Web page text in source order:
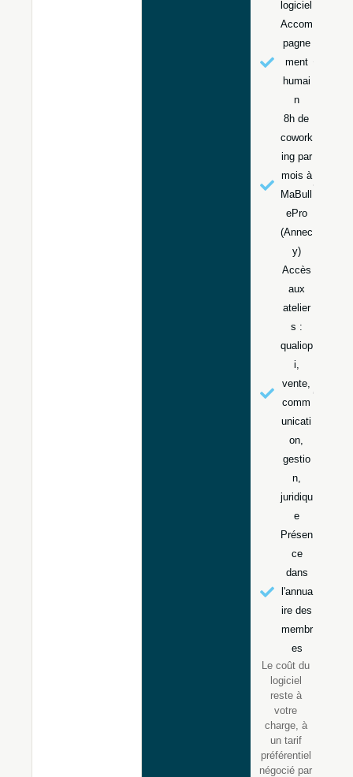
logiciel
Accom
pagne
ment
humai
n
8h de
cowork
ing par
mois à
MaBull
ePro
(Annec
y)
Accès
aux
atelier
s :
qualiop
i,
vente,
comm
unicati
on,
gestio
n,
juridiqu
e
Présen
ce
dans
l'annua
ire des
membr
es
Le coût du
logiciel
reste à
votre
charge, à
un tarif
préférentiel
négocié par